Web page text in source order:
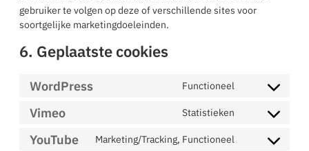
gebruiker te volgen op deze of verschillende sites voor
soortgelijke marketingdoeleinden.
6. Geplaatste cookies
WordPress Functioneel Consent to
Vimeo Statistieken Consent to
YouTube Marketing/Tracking, Functioneel Consent to